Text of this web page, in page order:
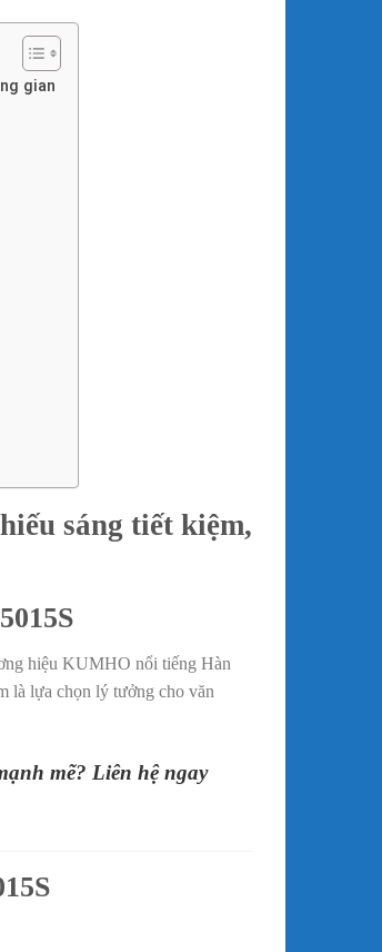
gian
sáng tiết kiệm,
hiệu KUMHO nổi tiếng Hàn
là lựa chọn lý tưởng cho văn
mẽ? Liên hệ ngay